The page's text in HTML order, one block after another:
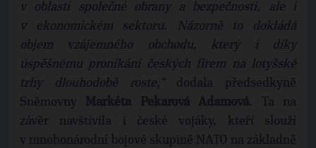
v oblasti společné obrany a bezpečnosti, ale i
v ekonomickém sektoru. Názorně to dokládá
objem vzájemného obchodu, který i díky
úspěšnému pronikání českých firem na lotyšské
trhy dlouhodobě roste,“ dodala předsedkyně
Sněmovny
Markéta Pekarová Adamová. Ta na
závěr navštívila i české vojáky, kteří slouží
v mnohonárodní bojové skupině NATO na základně